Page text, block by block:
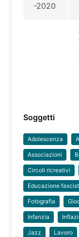
-2020
Soggetti
Adolescenza
Associazioni
Circoli ricreativi
Educazione
Fotografia
Infanzia
Jazz Lavoro